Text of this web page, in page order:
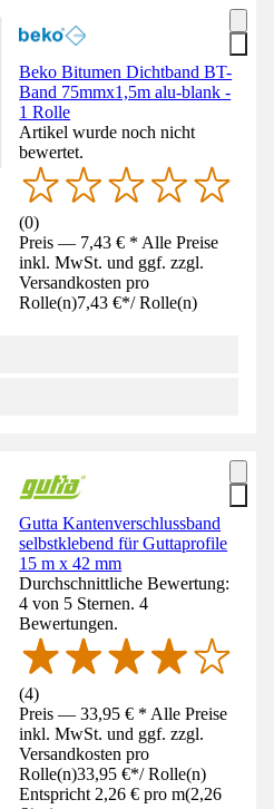
Beko Bitumen Dichtband BT-
Band 75mmx1,5m alu-blank -
1 Rolle
Artikel wurde noch nicht
bewertet.
(0)
Preis — 7,43 € * Alle Preise
inkl. MwSt. und ggf. zzgl.
Versandkosten pro
Rolle(n)7,43 €*/ Rolle(n)
Gutta Kantenverschlussband
selbstklebend für Guttaprofile
15 m x 42 mm
Durchschnittliche Bewertung:
4 von 5 Sternen. 4
Bewertungen.
(4)
Preis — 33,95 € * Alle Preise
inkl. MwSt. und ggf. zzgl.
Versandkosten pro
Rolle(n)33,95 €*/ Rolle(n)
Entspricht 2,26 € pro m(2,26